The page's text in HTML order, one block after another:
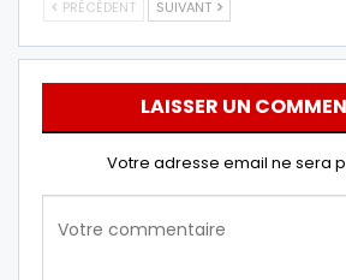
PRÉCÉDENT SUIVANT
LAISSER UN
Votre adresse email ne sera